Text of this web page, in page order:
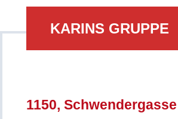
KARINS GRUPPE
1150, Schwendergasse